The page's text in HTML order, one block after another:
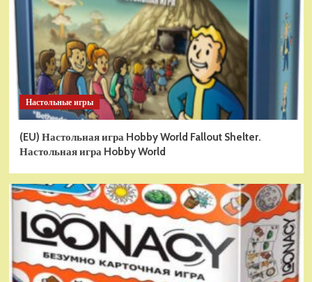
Настольные игры
(EU) Настольная игра Hobby World Fallout Shelter.
Настольная игра Hobby World